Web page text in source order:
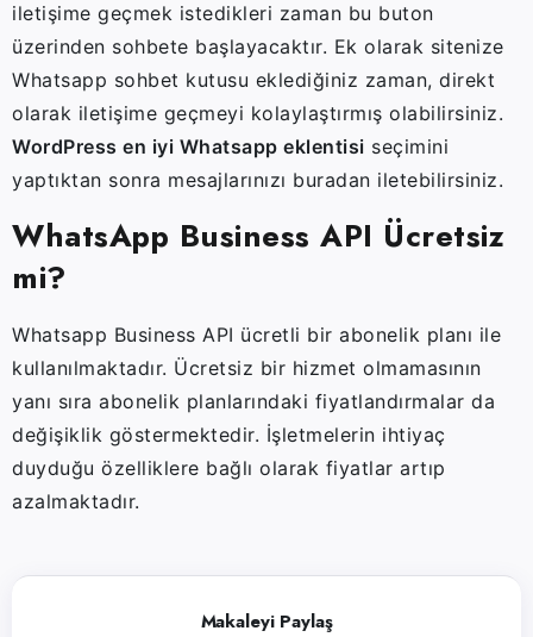
iletişime geçmek istedikleri zaman bu buton
üzerinden sohbete başlayacaktır. Ek olarak sitenize
Whatsapp sohbet kutusu eklediğiniz zaman, direkt
olarak iletişime geçmeyi kolaylaştırmış olabilirsiniz.
WordPress en iyi Whatsapp eklentisi seçimini
yaptıktan sonra mesajlarınızı buradan iletebilirsiniz.
WhatsApp Business API Ücretsiz
mi?
Whatsapp Business API ücretli bir abonelik planı ile
kullanılmaktadır. Ücretsiz bir hizmet olmamasının
yanı sıra abonelik planlarındaki fiyatlandırmalar da
değişiklik göstermektedir. İşletmelerin ihtiyaç
duyduğu özelliklere bağlı olarak fiyatlar artıp
azalmaktadır.
Makaleyi Paylaş